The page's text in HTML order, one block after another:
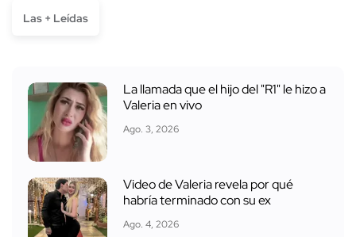
Las + Leídas
La llamada que el hijo del "R1" le hizo a
Valeria en vivo
Ago. 3, 2026
Video de Valeria revela por qué
habría terminado con su ex
Ago. 4, 2026